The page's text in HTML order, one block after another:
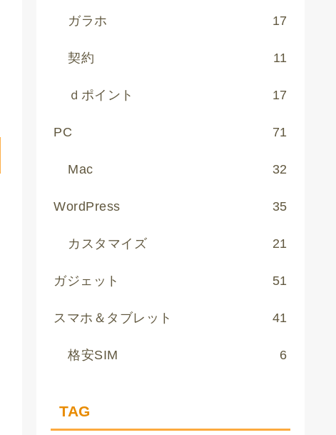
ガラホ 17
契約 11
ｄポイント 17
PC 71
Mac 32
WordPress 35
カスタマイズ 21
ガジェット 51
スマホ＆タブレット 41
格安SIM 6
TAG